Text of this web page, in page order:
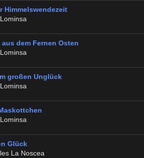
Himmelswendezeit
dem Fernen Osten
großen Unglück
Glück
La Noscea